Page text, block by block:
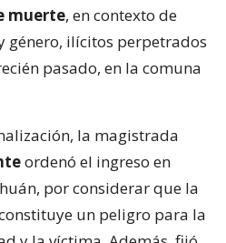
muerte, en contexto de
ilícitos perpetrados
pasado, en la comuna
la magistrada
ordenó el ingreso en
por considerar que la
un peligro para la